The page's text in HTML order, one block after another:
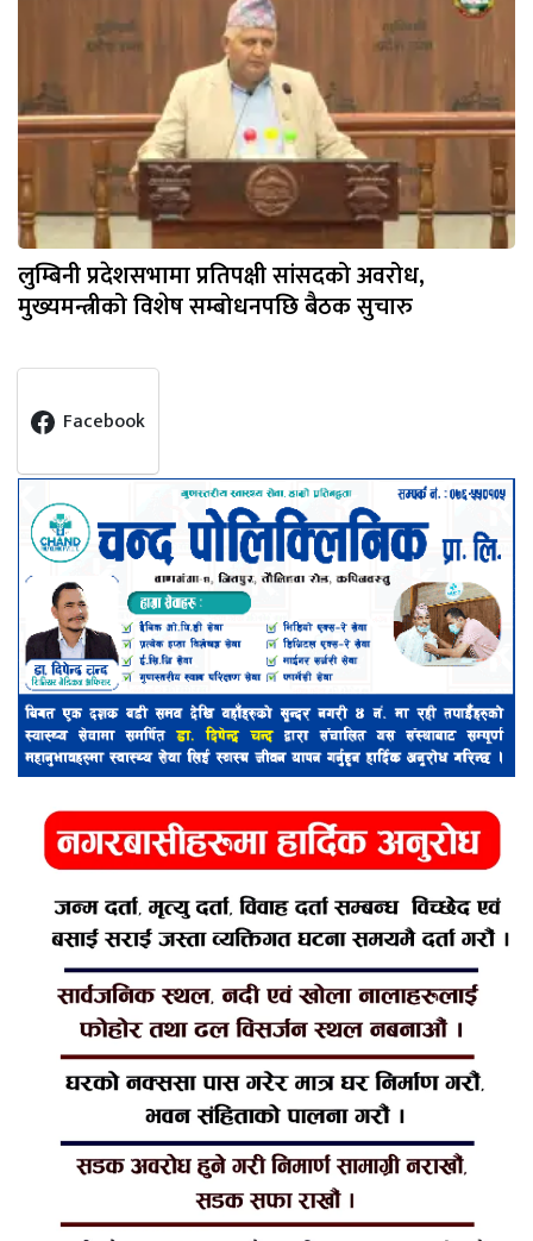
लुम्बिनी प्रदेशसभामा प्रतिपक्षी सांसदको अवरोध,
मुख्यमन्त्रीको विशेष सम्बोधनपछि बैठक सुचारु
Facebook